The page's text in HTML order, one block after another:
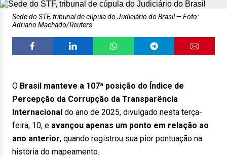
Sede do STF, tribunal de cúpula do Judiciário do Brasil
Foto:
Adriano Machado/Reuters
O Brasil manteve a 107ª posição do Índice de
Percepção da Corrupção da Transparência
Internacional do ano de 2025, divulgado nesta terça-
feira, 10, e avançou apenas um ponto em relação ao
ano anterior, quando registrou sua pior pontuação na
história do mapeamento.